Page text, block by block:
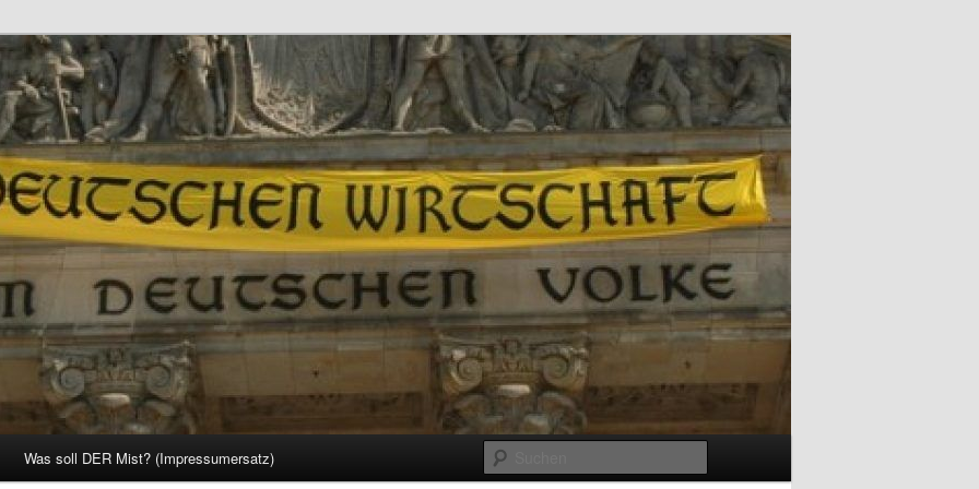
Was soll DER Mist? (Impressumersatz)